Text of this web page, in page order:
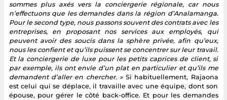
sommes plus axés vers la conciergerie régionale, car nous
n’effectuons que les demandes dans la région d’Analamanga.
Pour le second type, nous passons souvent des contrats avec les
entreprises, en proposant nos services aux employés, qui
peuvent avoir des soucis dans la sphère privée, afin qu’eux,
nous les confient et qu’ils puissent se concentrer sur leur travail.
Et la conciergerie de luxe pour les petits caprices de client, si
par exemple, ils ont envie d’un plat en particulier et qu’ils me
demandent d’aller en chercher. »Si habituellement, Rajaona
est celui qui se déplace, il travaille avec une équipe, dont son
épouse, pour gérer le côté back-office. Et pour les demandes